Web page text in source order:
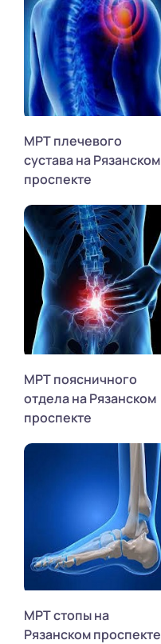
МРТ плечевого
сустава на Рязанском
проспекте
МРТ поясничного
отдела на Рязанском
проспекте
МРТ стопы на
Рязанском проспекте